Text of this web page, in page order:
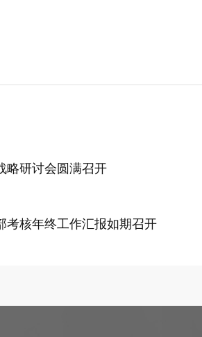
研讨会圆满召开​
核年终工作汇报如期召开